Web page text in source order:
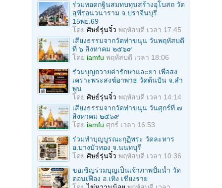
ร่วมทอดกฐินสมทบทุนสร้างอุโบสถ วัด
สุพีรอนวนาราม จ.ปราจีนบุรี
15พย.69
โดย ศิษย์รุ่นจิ๋ว พฤหัสบดี เวลา 17:45
เสียงธรรมจากวัดท่าขนุน วันพฤหัสบดี
ที่ ๖ สิงหาคม ๒๕๖๙
โดย iamfu พฤหัสบดี เวลา 18:06
ร่วมบุญถวายค่ารักษาและยา เพื่อสง
เคราะพระสงฆ์อาพาธ วัดต้นปัน จ.ลํา
พูน
โดย ศิษย์รุ่นจิ๋ว พฤหัสบดี เวลา 14:14
เสียงธรรมจากวัดท่าขนุน วันศุกร์ที่ ๗
สิงหาคม ๒๕๖๙
โดย iamfu ศุกร์ เวลา 16:53
ร่วมทําบุญบูรณะกุฏิพระ วัดละหาร
อ.บางบัวทอง จ.นนทบุรี
โดย ศิษย์รุ่นจิ๋ว พฤหัสบดี เวลา 10:36
ขอเชิญร่วมบุญเป็นเจ้าภาพปั้มน้ำ วัด
ดอนเฟือง อ.เทิง เชียงราย